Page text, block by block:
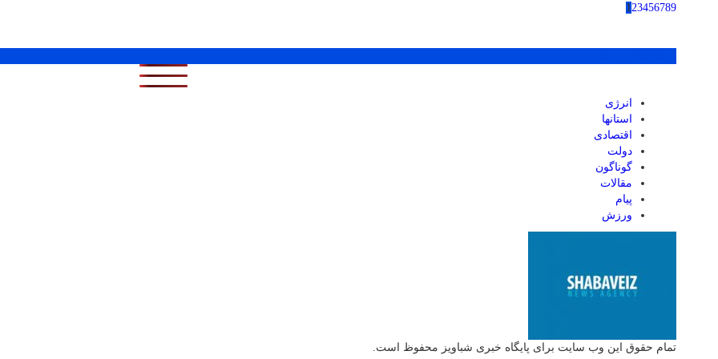
1 23456789
انرژی
استانها
اقتصادی
دولت
گوناگون
مقالات
پیام
ورزش
تمام حقوق این وب سایت برای پایگاه خبری شباویز محفوظ است.